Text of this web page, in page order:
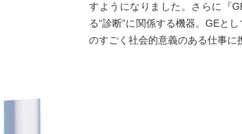
すようになりました。さらに『
る“診断”に関係する機器。GEと
のすごく社会的意義のある仕事に